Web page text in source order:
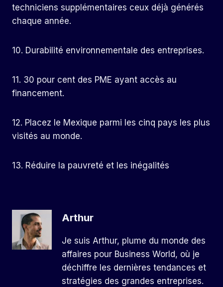
techniciens supplémentaires ceux déjà générés
chaque année.
10. Durabilité environnementale des entreprises.
11. 30 pour cent des PME ayant accès au
financement.
12. Placez le Mexique parmi les cinq pays les plus
visités au monde.
13. Réduire la pauvreté et les inégalités
Arthur
Je suis Arthur, plume du monde des
affaires pour Business World, où je
déchiffre les dernières tendances et
stratégies des grandes entreprises.